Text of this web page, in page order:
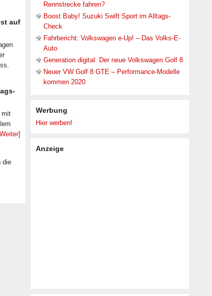
auf
mit
die
Rennstrecke fahren?
Boost Baby! Suzuki Swift Sport im Alltags-
Check
Fahrbericht: Volkswagen e-Up! – Das Volks-E-
Auto
Generation digital: Der neue Volkswagen Golf 8
Neuer VW Golf 8 GTE – Performance-Modelle
kommen 2020
Werbung
Hier werben!
Anzeige